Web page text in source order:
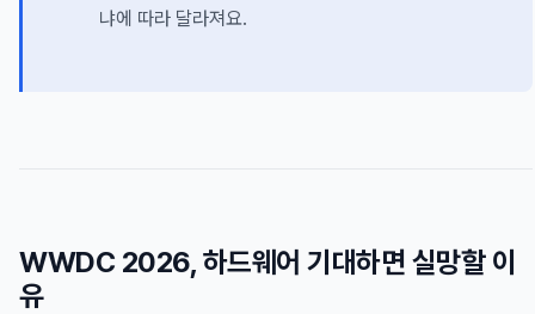
냐에 따라 달라져요.
WWDC 2026, 하드웨어 기대하면 실망할 이
유